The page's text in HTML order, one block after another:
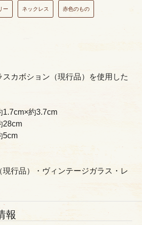
ー ネックレス 赤色のもの
カボション（現行品）を使用した
約3.7cm
現行品）・ヴィンテージガラス・レ
報